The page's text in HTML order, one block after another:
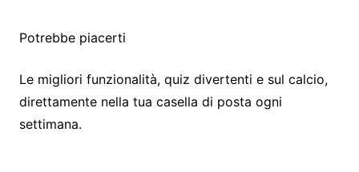
Potrebbe piacerti
Le migliori funzionalità, quiz divertenti e sul calcio,
direttamente nella tua casella di posta ogni
settimana.